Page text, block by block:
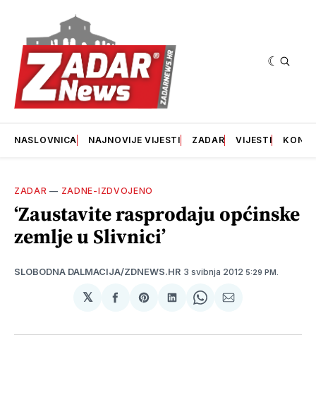
NASLOVNICA NAJNOVIJE VIJESTI ZADAR VIJESTI
ZADAR — ZADNE-IZDVOJENO
‘Zaustavite rasprodaju općinske
zemlje u Slivnici’
SLOBODNA DALMACIJA/ZDNEWS.HR 3 svibnja 2012 5:29 PM.
𝕏
podijeliSharepodijeliSharepodijeli